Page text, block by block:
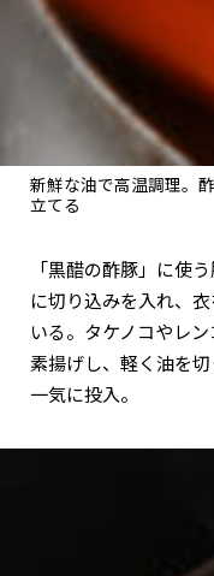
新鮮な油で高温調理。
立てる
「黒醋の酢豚」に使
に切り込みを入れ、
いる。タケノコやレ
素揚げし、軽く油を
一気に投入。